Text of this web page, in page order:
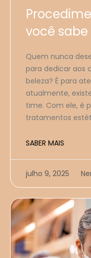
você sabe
Quem nunca
para dedicar aos
beleza? É para
atualmente,
time. Com ele, é
tratamentos
SABER MAIS
julho 9, 2025